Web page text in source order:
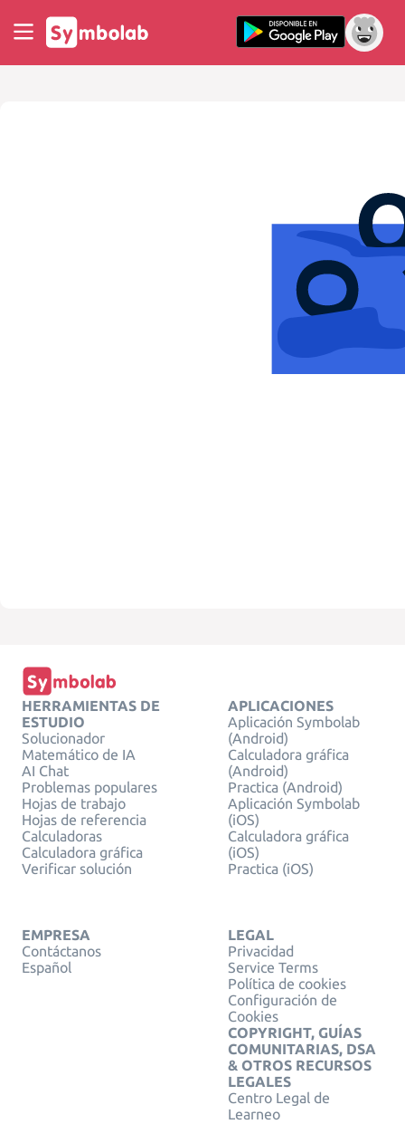
HERRAMIENTAS DE
ESTUDIO
Solucionador
Matemático de IA
AI Chat
Problemas populares
Hojas de trabajo
Hojas de referencia
Calculadoras
Calculadora gráfica
Verificar solución
APLICACIONES
Aplicación Symbolab
(Android)
Calculadora gráfica
(Android)
Practica (Android)
Aplicación Symbolab
(iOS)
Calculadora gráfica
(iOS)
Practica (iOS)
EMPRESA
Contáctanos
Español
LEGAL
Privacidad
Service Terms
Política de cookies
Configuración de
Cookies
COPYRIGHT, GUÍAS
COMUNITARIAS, DSA
& OTROS RECURSOS
LEGALES
Centro Legal de
Learneo